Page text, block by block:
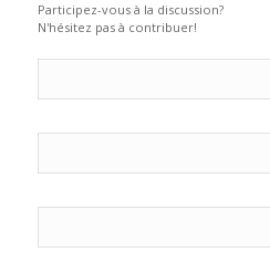
Participez-vous à la discussion?
N'hésitez pas à contribuer!